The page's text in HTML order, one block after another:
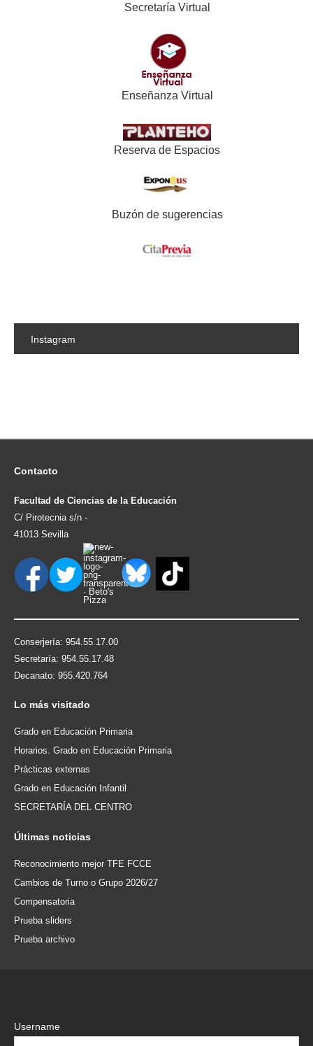
Secretaría Virtual
Enseñanza Virtual
Reserva de Espacios
Buzón de sugerencias
Instagram
Contacto
Facultad de Ciencias de la Educación
C/ Pirotecnia s/n -
41013 Sevilla
Conserjería: 954.55.17.00
Secretaría: 954.55.17.48
Decanato: 955.420.764
Lo más visitado
Grado en Educación Primaria
Horarios. Grado en Educación Primaria
Prácticas externas
Grado en Educación Infantil
SECRETARÍA DEL CENTRO
Últimas noticias
Reconocimiento mejor TFE FCCE
Cambios de Turno o Grupo 2026/27
Compensatoria
Prueba sliders
Prueba archivo
Username